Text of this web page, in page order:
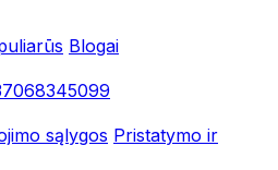
Blogai
sąlygos Pristatymo ir